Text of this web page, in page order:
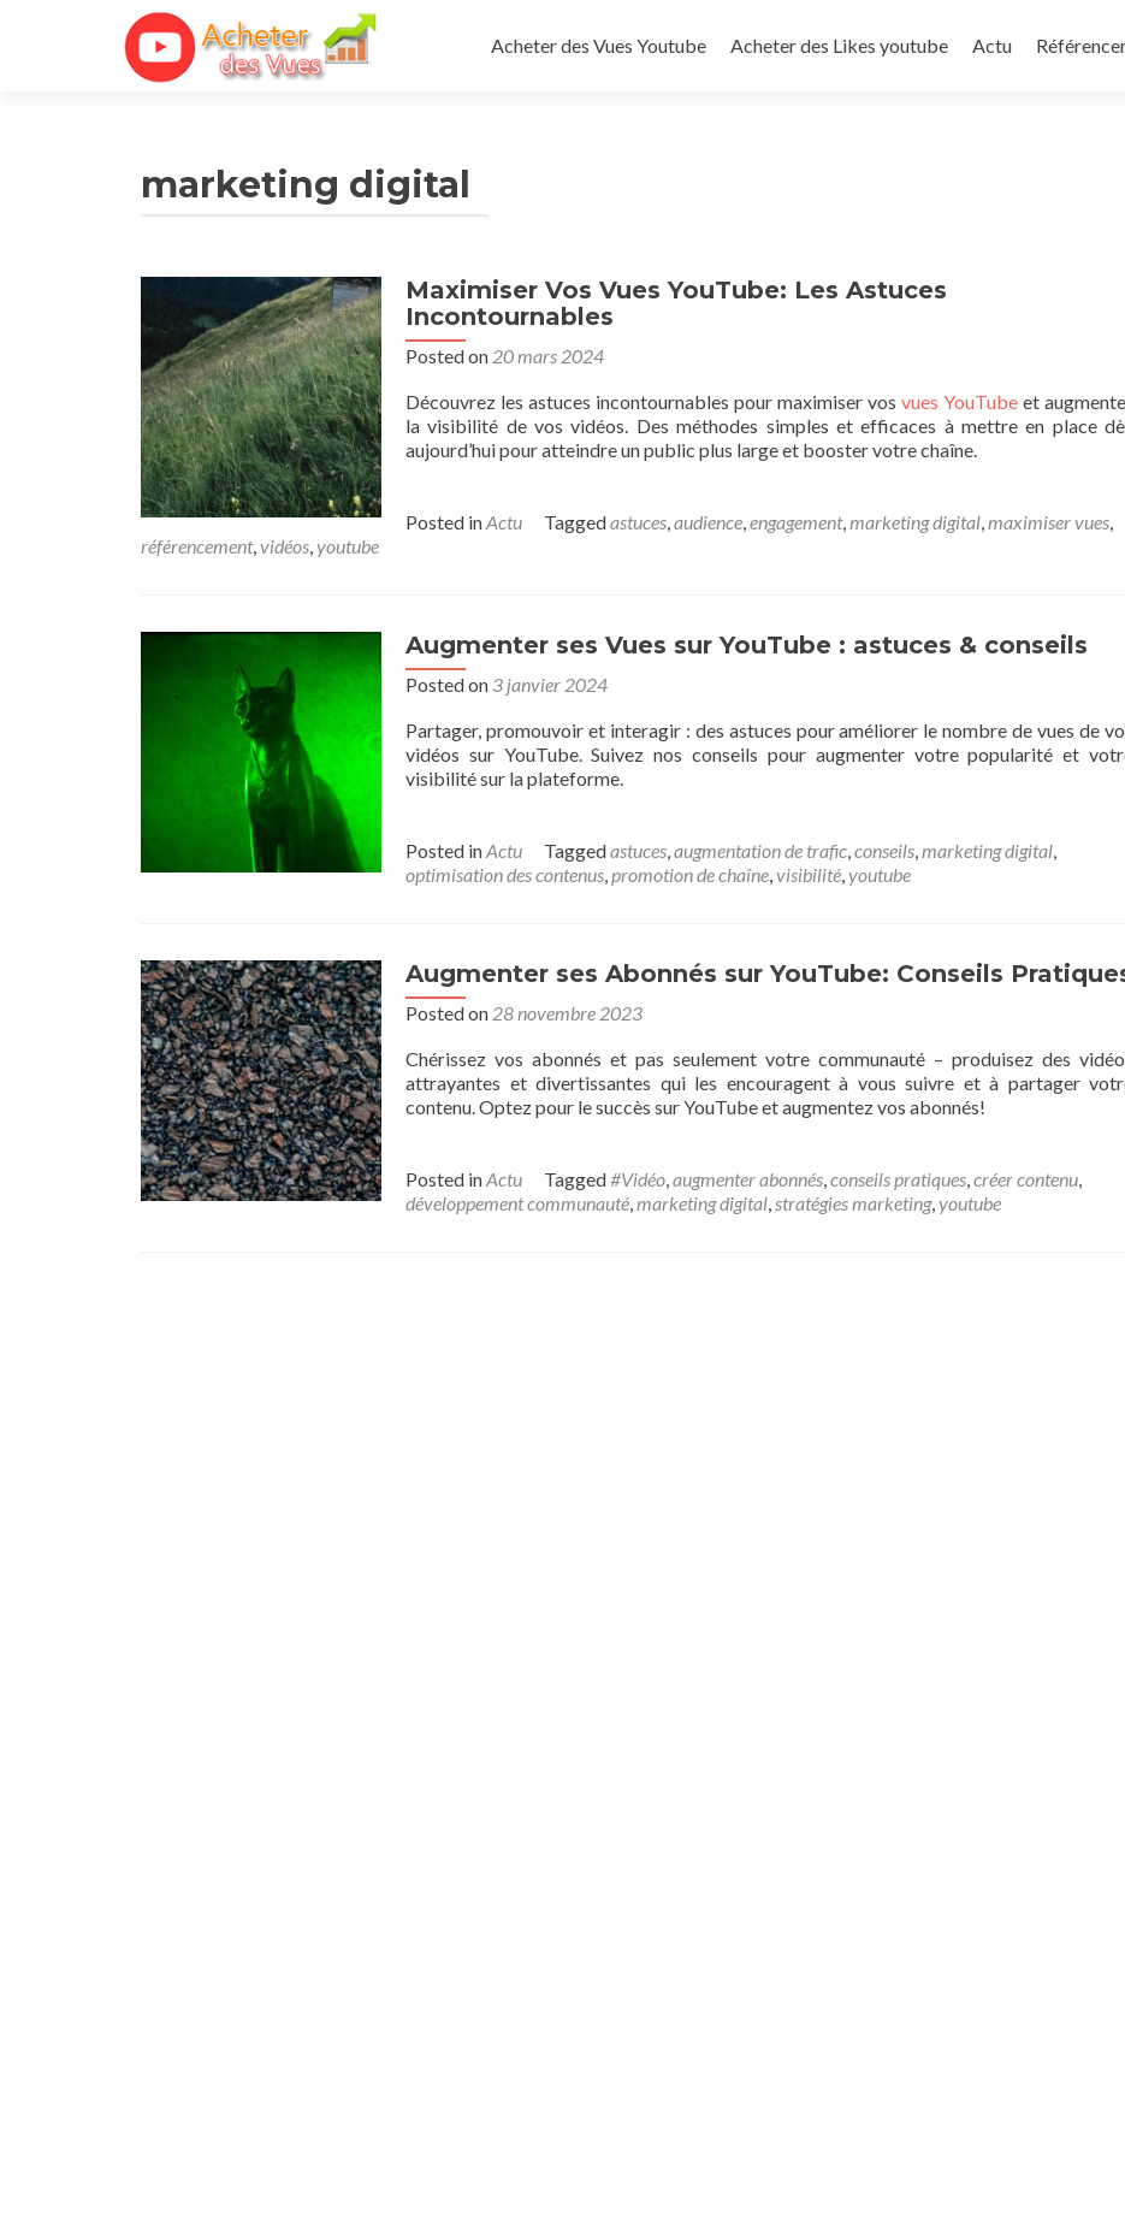
Acheter des Vues Youtube
Acheter des Likes youtube Actu
marketing digital
Maximiser Vos Vues YouTube: Les Astuces
Incontournables
Posted on 20 mars 2024
Découvrez les astuces incontournables pour maximiser vos vues YouTube et
la visibilité de vos vidéos. Des méthodes simples et efficaces à mettre en place
aujourd’hui pour atteindre un public plus large et booster votre chaîne.
Posted inActu Taggedastuces,audience,engagement,marketing digital,maximiser vues,
référencement,vidéos,youtube
Augmenter ses Vues sur YouTube : astuces & conseils
Posted on 3 janvier 2024
Partager, promouvoir et interagir : des astuces pour améliorer le nombre de vues de
vidéos sur YouTube. Suivez nos conseils pour augmenter votre popularité et
visibilité sur la plateforme.
Posted inActu Taggedastuces,augmentation de trafic,conseils,marketing digital,
optimisation des contenus,promotion de chaîne,visibilité,youtube
Augmenter ses Abonnés sur YouTube: Conseils
Posted on 28 novembre 2023
Chérissez vos abonnés et pas seulement votre communauté – produisez des
attrayantes et divertissantes qui les encouragent à vous suivre et à partager
contenu. Optez pour le succès sur YouTube et augmentez vos abonnés!
Posted inActu Tagged#Vidéo,augmenter abonnés,conseils pratiques,créer contenu,
développement communauté,marketing digital,stratégies marketing,youtube